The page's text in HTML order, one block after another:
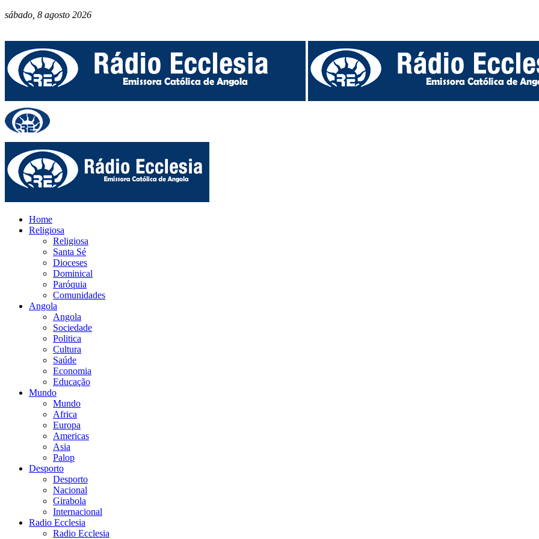
sábado, 8 agosto 2026
Home
Religiosa
Religiosa
Santa Sé
Dioceses
Dominical
Paróquia
Comunidades
Angola
Angola
Sociedade
Politica
Cultura
Saúde
Economia
Educação
Mundo
Mundo
Africa
Europa
Americas
Asia
Palop
Desporto
Desporto
Nacional
Girabola
Internacional
Radio Ecclesia
Radio Ecclesia